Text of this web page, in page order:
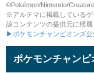
©Pokémon/Nintendo/
※アルテマに掲載しているゲ
該コンテンツの提供元に帰属
▶ポケモンチャンピオンズ公
ポケモンチャン